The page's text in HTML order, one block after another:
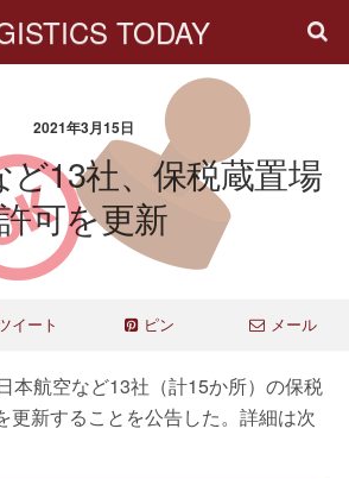
TODAY
2021年3月15日
ど13社、保税蔵置場
可を更新
イート ピン メール
本航空など13社（計15か所）の保税
更新することを公告した。詳細は次